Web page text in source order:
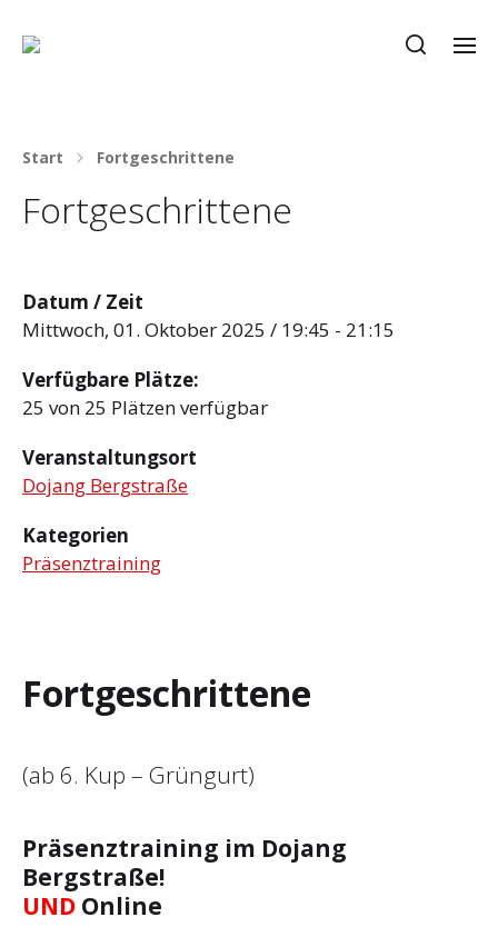
Start Fortgeschrittene
Fortgeschrittene
Datum / Zeit
Mittwoch, 01. Oktober 2025 / 19:45 - 21:15
Verfügbare Plätze:
25 von 25 Plätzen verfügbar
Veranstaltungsort
Dojang Bergstraße
Kategorien
Präsenztraining
Fortgeschrittene
(ab 6. Kup – Grüngurt)
Präsenztraining im Dojang
Bergstraße!
UND Online